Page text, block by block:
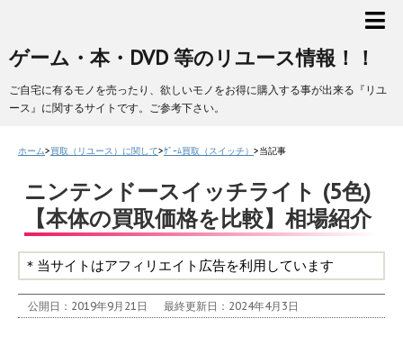
ゲーム・本・DVD 等のリユース情報！！
ご自宅に有るモノを売ったり、欲しいモノをお得に購入する事が出来る『リユ
ース』に関するサイトです。ご参考下さい。
ホーム>買取（リユース）に関して>ｹﾞｰﾑ買取（スイッチ） >当記事
ニンテンドースイッチライト (5色)
【本体の買取価格を比較】相場紹介
＊当サイトはアフィリエイト広告を利用しています
公開日：2019年9月21日 最終更新日：2024年4月3日